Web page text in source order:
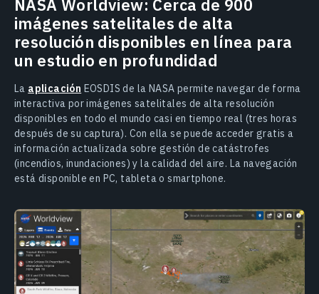
NASA Worldview: Cerca de 900
imágenes satelitales de alta
resolución disponibles en línea para
un estudio en profundidad
La aplicación EOSDIS de la NASA permite navegar de forma
interactiva por imágenes satelitales de alta resolución
disponibles en todo el mundo casi en tiempo real (tres horas
después de su captura). Con ella se puede acceder gratis a
información actualizada sobre gestión de catástrofes
(incendios, inundaciones) y la calidad del aire. La navegación
está disponible en PC, tableta o smartphone.